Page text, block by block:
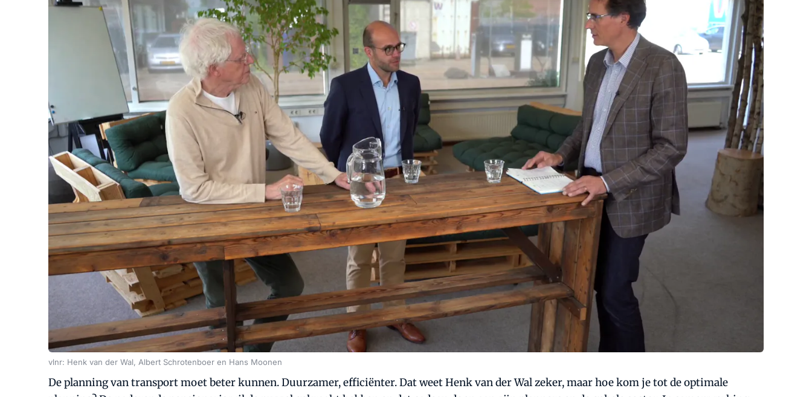
vlnr: Henk van der Wal, Albert Schrotenboer en Hans Moonen
De planning van transport moet beter kunnen. Duurzamer, efficiënter. Dat weet Henk van der Wal zeker, maar hoe kom je tot de optimale